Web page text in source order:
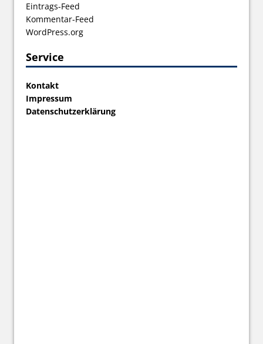
Eintrags-Feed
Kommentar-Feed
WordPress.org
Service
Kontakt
Impressum
Datenschutzerklärung